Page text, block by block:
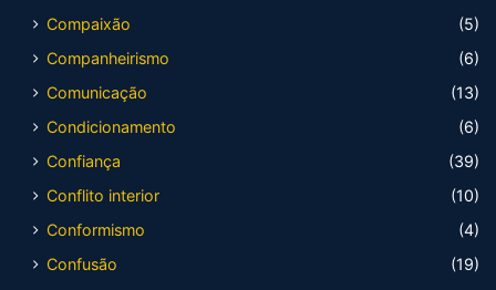
Compaixão
(5)
Companheirismo
(6)
Comunicação
(13)
Condicionamento
(6)
Confiança
(39)
Conflito interior
(10)
Conformismo
(4)
Confusão
(19)